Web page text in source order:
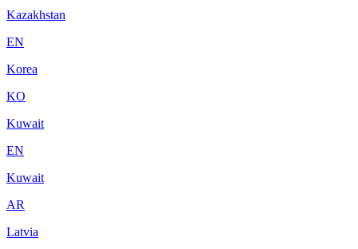
Kazakhstan
EN
Korea
KO
Kuwait
EN
Kuwait
AR
Latvia